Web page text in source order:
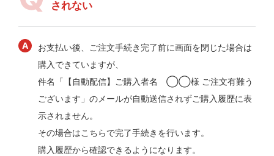
されない
お支払い後、ご注文手続き完了前に画面を閉じた場合は
購入できていますが、
件名「【自動配信】ご購入者名 ◯◯様 ご注文有難う
ございます」のメールが自動送信されずご購入履歴に表
示されません。
その場合はこちらで完了手続きを行います。
購入履歴から確認できるようになります。